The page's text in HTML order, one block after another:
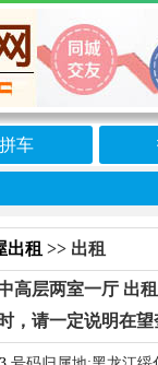
拼车
出租 >> 出租
高层两室一厅 出
，请一定说明在